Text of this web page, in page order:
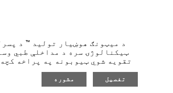
د میټونګ هوښیار تولید ™ د
ټیکنالوژۍ سره د مداخلې طبي
تقویه شوي ټیوبونه په پراخه
کارول کیږي ترڅو انعطاف او
د ټیوب د ځړولو مخه نیسي. د
چمتو کړي ، او د هغې نرمه سطح کولی شي د پایپ تیریدل ډاډمن کړي.
مشوره تفصیل